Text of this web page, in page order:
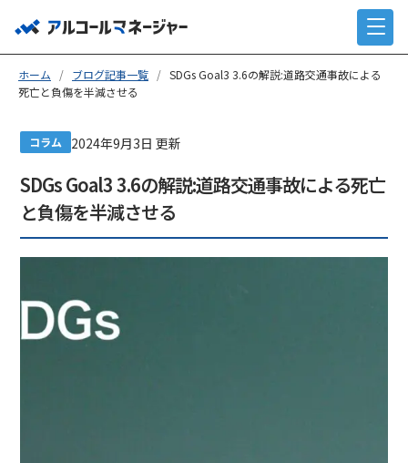
ホーム / ブログ記事一覧 / SDGs Goal3 3.6の解説:道路交通事故による
死亡と負傷を半減させる
コラム 2024年9月3日 更新
SDGs Goal3 3.6の解説:道路交通事故による死亡
と負傷を半減させる